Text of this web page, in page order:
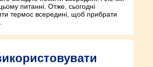
питанні. Отже, сьогодні
термос всередині, щоб прибрати